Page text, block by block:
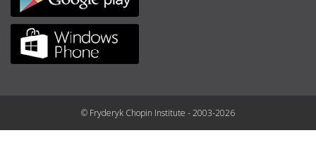
© Fryderyk Chopin Institute - 2003-2026